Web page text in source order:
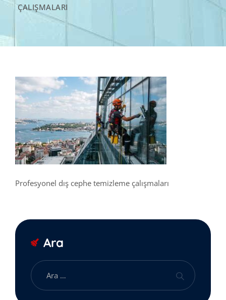
ÇALIŞMALARI
Profesyonel dış cephe temizleme çalışmaları
Ara